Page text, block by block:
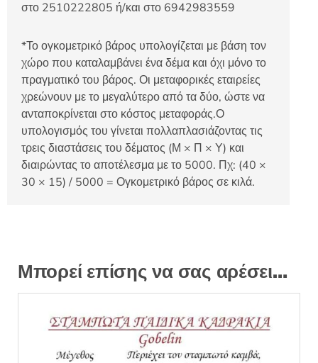
στο 2510222805 ή/και στο 6942983559
*Το ογκομετρικό βάρος υπολογίζεται με βάση τον
χώρο που καταλαμβάνει ένα δέμα και όχι μόνο το
πραγματικό του βάρος. Οι μεταφορικές εταιρείες
χρεώνουν με το μεγαλύτερο από τα δύο, ώστε να
ανταποκρίνεται στο κόστος μεταφοράς.Ο
υπολογισμός του γίνεται πολλαπλασιάζοντας τις
τρεις διαστάσεις του δέματος (Μ × Π × Υ) και
διαιρώντας το αποτέλεσμα με το 5000. Πχ: (40 ×
30 × 15) / 5000 = Ογκομετρικό βάρος σε κιλά.
Μπορεί επίσης να σας αρέσει…